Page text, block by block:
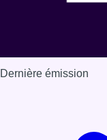
Dernière émission